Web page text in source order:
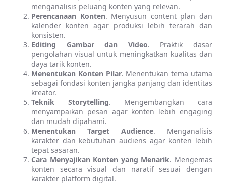
menganalisis peluang konten yang relevan.
Perencanaan Konten. Menyusun content plan dan
kalender konten agar produksi lebih terarah dan
konsisten.
Editing Gambar dan Video. Praktik dasar
pengolahan visual untuk meningkatkan kualitas dan
daya tarik konten.
Menentukan Konten Pilar. Menentukan tema utama
sebagai fondasi konten jangka panjang dan identitas
kreator.
Teknik Storytelling. Mengembangkan cara
menyampaikan pesan agar konten lebih engaging
dan mudah dipahami.
Menentukan Target Audience. Menganalisis
karakter dan kebutuhan audiens agar konten lebih
tepat sasaran.
Cara Menyajikan Konten yang Menarik. Mengemas
konten secara visual dan naratif sesuai dengan
karakter platform digital.